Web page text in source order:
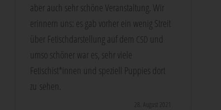
aber auch sehr schö­ne Ver­an­stal­tung. Wir
erin­nern uns: es gab vor­her ein wenig Streit
über Fetisch­dar­stel­lung auf dem CSD und
umso schö­ner war es, sehr vie­le
Fetischist*innen und spe­zi­ell Pup­pies dort
zu sehen.
28. August 2021